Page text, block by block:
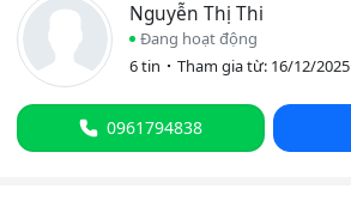
Nguyễn Thị Thi
Đang hoạt động
6 tin
Tham gia từ: 16/12/2025
0961794838